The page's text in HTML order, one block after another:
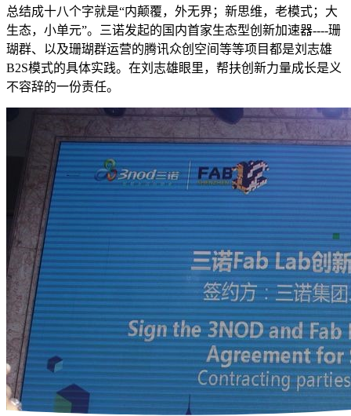
总结成十八个字就是“内颠覆，外无界；新思维，老模式；大
生态，小单元”。三诺发起的国内首家生态型创新加速器----珊
瑚群、以及珊瑚群运营的腾讯众创空间等等项目都是刘志雄
B2S模式的具体实践。在刘志雄眼里，帮扶创新力量成长是义
不容辞的一份责任。